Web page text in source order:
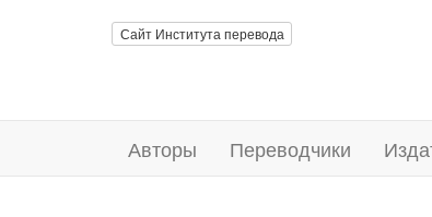
Сайт Института перевода
Авторы Переводчики